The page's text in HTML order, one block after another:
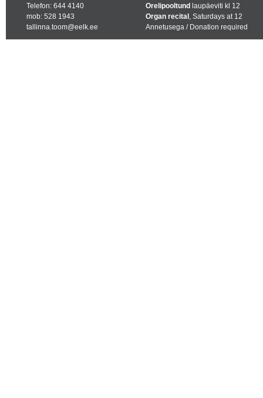
Telefon: 644 4140
mob: 528 1943
tallinna.toom@eelk.ee
Orelipooltund laupäeviti kl 12
Organ recital , Saturdays at 12
Annetusega / Donation required